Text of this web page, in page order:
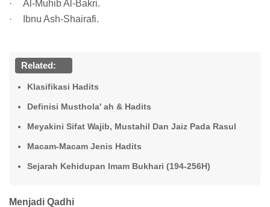
·
Al-Muhib Al-Bakri.
·
Ibnu Ash-Shairafi.
Related:
Klasifikasi Hadits
Definisi Musthola' ah & Hadits
Meyakini Sifat Wajib, Mustahil Dan Jaiz Pada Rasul
Macam-Macam Jenis Hadits
Sejarah Kehidupan Imam Bukhari (194-256H)
Menjadi Qadhi